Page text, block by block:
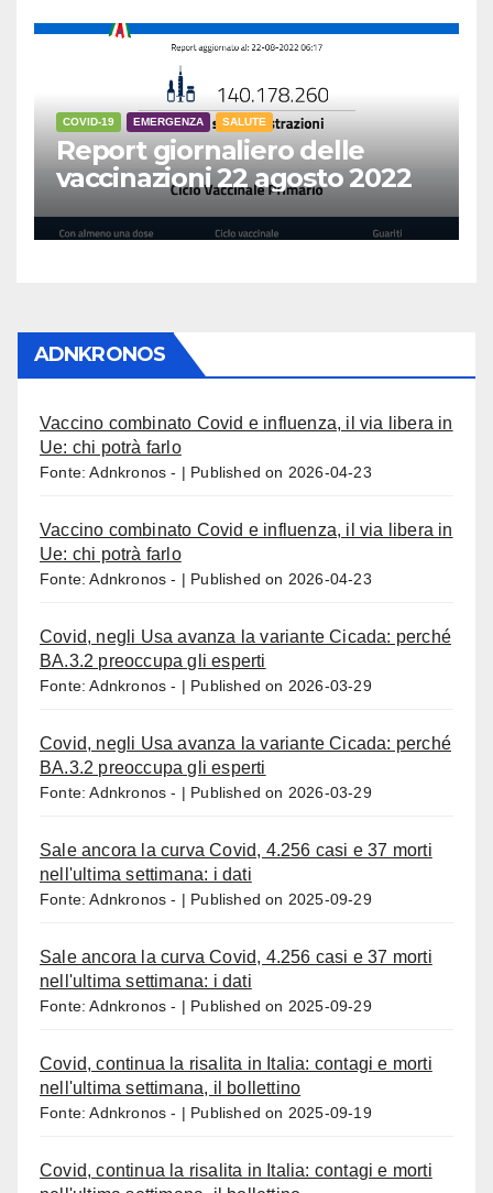
COVID-19 EMERGENZA SALUTE
Report giornaliero delle
vaccinazioni 22 agosto 2022
ADNKRONOS
Vaccino combinato Covid e influenza, il via libera in
Ue: chi potrà farlo
Fonte: Adnkronos - Published on 2026-04-23
Vaccino combinato Covid e influenza, il via libera in
Ue: chi potrà farlo
Fonte: Adnkronos - Published on 2026-04-23
Covid, negli Usa avanza la variante Cicada: perché
BA.3.2 preoccupa gli esperti
Fonte: Adnkronos - Published on 2026-03-29
Covid, negli Usa avanza la variante Cicada: perché
BA.3.2 preoccupa gli esperti
Fonte: Adnkronos - Published on 2026-03-29
Sale ancora la curva Covid, 4.256 casi e 37 morti
nell'ultima settimana: i dati
Fonte: Adnkronos - Published on 2025-09-29
Sale ancora la curva Covid, 4.256 casi e 37 morti
nell'ultima settimana: i dati
Fonte: Adnkronos - Published on 2025-09-29
Covid, continua la risalita in Italia: contagi e morti
nell'ultima settimana, il bollettino
Fonte: Adnkronos - Published on 2025-09-19
Covid, continua la risalita in Italia: contagi e morti